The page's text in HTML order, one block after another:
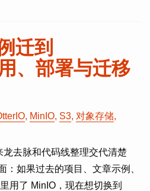
迁到
、部署与迁移
, MinIO, S3, 对象存储,
龙去脉和代码线整理交代清楚
：如果过去的项目、文章示例、
用了 MinIO，现在想切换到